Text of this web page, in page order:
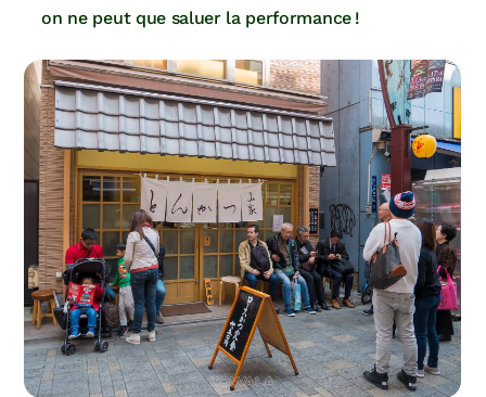
on ne peut que saluer la performance !